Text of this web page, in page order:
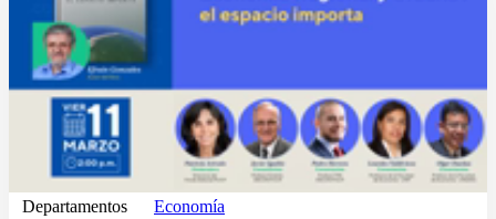
Departamentos Economía